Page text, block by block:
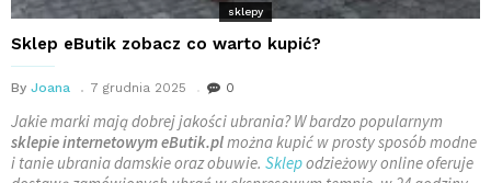
sklepy
Sklep eButik zobacz co warto kupić?
By Joana 7 grudnia 2025 0
Jakie marki mają dobrej jakości ubrania? W bardzo popularnym
sklepie internetowym eButik.plmożna kupić w prosty sposób modne
i tanie ubrania damskie oraz obuwie. Sklepodzieżowy online oferuje